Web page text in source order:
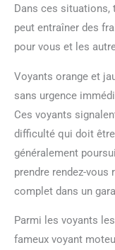
Dans ces situations, toute tentative de continuer à rouler
peut entraîner des
pour vous et les
Voyants orange et
sans urgence
Ces voyants signalent que votre BMW Série 1 rencontre une
difficulté qui doit
généralement
prendre rendez-
complet dans un
Parmi les voyants les plus fréquemment rencontrés, le
fameux voyant